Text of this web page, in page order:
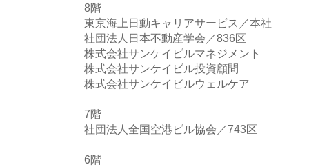
8階
東京海上日動キャリアサービス／本社
社団法人日本不動産学会／836区
株式会社サンケイビルマネジメント
株式会社サンケイビル投資顧問
株式会社サンケイビルウェルケア
7階
社団法人全国空港ビル協会／743区
6階